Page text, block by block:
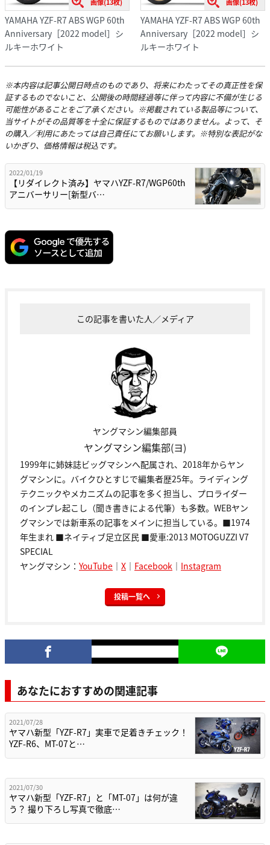
YAMAHA YZF-R7 ABS WGP 60th
Anniversary［2022 model］シ
ルキーホワイト
YAMAHA YZF-R7 ABS WGP 60th
Anniversary［2022 model］シ
ルキーホワイト
※本内容は記事公開日時点のものであり、将来にわたってその真正性を保
証するものでないこと、公開後の時間経過等に伴って内容に不備が生じる
可能性があることをご了承ください。※掲載されている製品等について、
当サイトがその品質等を十全に保証するものではありません。よって、そ
の購入／利用にあたっては自己責任にてお願いします。※特別な表記がな
いかぎり、価格情報は税込です。
2022/01/19
【リダイレクト済み】ヤマハYZF-R7/WGP60th
アニバーサリー[新型バ…
この記事を書いた人／メディア
ヤングマシン編集部員
ヤングマシン編集部(ヨ)
1999年に姉妹誌ビッグマシンへ配属され、2018年からヤン
グマシンに。バイクひとすじで編集者歴25年。ライディング
テクニックやメカニズムの記事を多く担当し、プロライダー
のインプレ起こし（聞き書きによる代筆）も多数。WEBヤン
グマシンでは新車系の記事をメインに担当している。■1974
年生まれ ■ネイティブ足立区民 ■愛車:2013 MOTOGUZZI V7
SPECIAL
ヤングマシン： YouTube ｜ X ｜ Facebook ｜ Instagram
投稿一覧へ
あなたにおすすめの関連記事
2021/07/28
ヤマハ新型「YZF-R7」実車で足着きチェック！
YZF-R6、MT-07と…
2021/07/30
ヤマハ新型「YZF-R7」と「MT-07」は何が違
う？ 撮り下ろし写真で徹底…